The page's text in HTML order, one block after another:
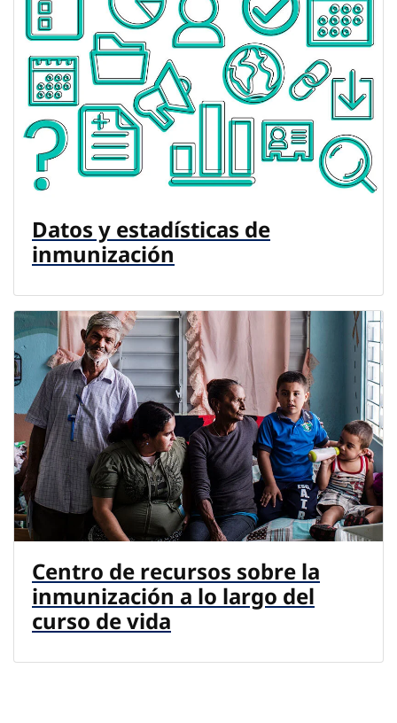
Datos y estadísticas de
inmunización
Centro de recursos sobre la
inmunización a lo largo del
curso de vida